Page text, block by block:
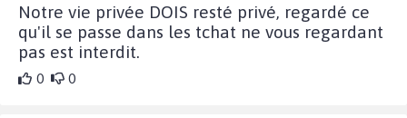
Notre vie privée DOIS resté privé, regardé ce
qu'il se passe dans les tchat ne vous regardant
pas est interdit.
0 0